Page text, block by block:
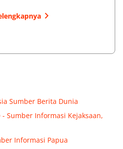
Sumber Berita Dunia
- Sumber Informasi Kejaksaan,
Informasi Papua